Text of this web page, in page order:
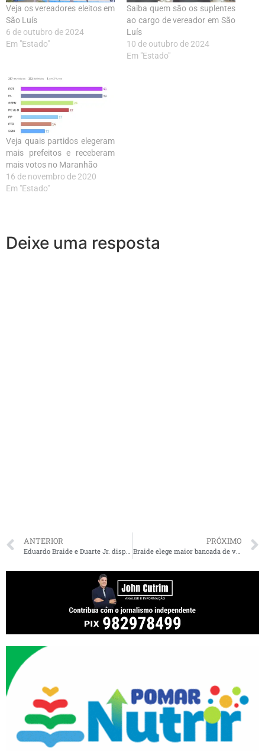
Veja os vereadores eleitos em
São Luís
6 de outubro de 2024
Em "Estado"
Saiba quem são os suplentes
ao cargo de vereador em São
Luís
10 de outubro de 2024
Em "Estado"
Veja quais partidos elegeram
mais prefeitos e receberam
mais votos no Maranhão
16 de novembro de 2020
Em "Estado"
Deixe uma resposta
ANTERIOR PRÓXIMO
Braide elege maior bancada de vereadores em São Luís